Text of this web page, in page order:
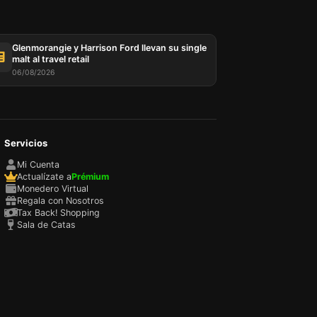
Glenmorangie y Harrison Ford llevan su single
malt al travel retail
06/08/2026
Servicios
Mi Cuenta
Actualízate aPrémium
Monedero Virtual
Regala con Nosotros
Tax Back! Shopping
Sala de Catas
y